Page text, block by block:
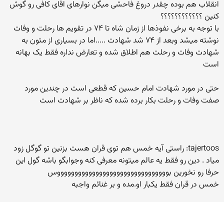
انقلاب هم بوده چقدر دروغ فاحشی میگن نوارهای اقای کافی رو گوش
کنین ؟؟؟؟؟؟؟؟؟؟؟؟
با توجه به برخی نفوذها از زمان شاه تا ۷۴ در تقویم ها رحلت و وفات
نوشته میشد وبعد از ۷۴ شد شهادت .....اما در بسیاری از متون به
شهادت وفات و رحلت هم اطلاق شده و تعارض نداره فقط یک بهانه
است
حتی در مورد شهادت امام حسین که قطعی است در چندین مورد
صفت وفات و رحلت بکار برده شده که ناظر بر شهادت است
tajertoos: راستی آیه خمس هم توی قران هست بزنین تو گوگل زود
میاد . دین رو فقط یه عالم میتونه معرفی کنه وجوابگو باشه گول این
حرفا رو نخورین بووووووووووووووووووووووووووووووووس
خمس در قران فقط یکبار او.مده و بر غنائم واجبه